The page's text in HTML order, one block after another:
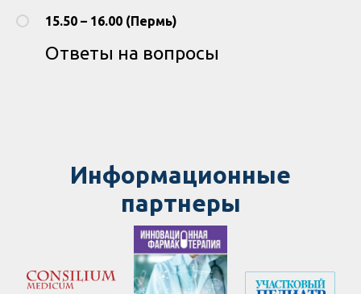
15.50 – 16.00 (Пермь)
Ответы на вопросы
Информационные
партнеры